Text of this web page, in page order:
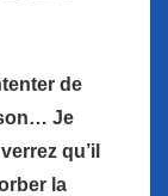
de
Je
qu’il
la